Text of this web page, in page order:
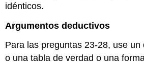
idénticos.
Argumentos deductivos
Para las preguntas 23-28, use un
o una tabla de verdad o una